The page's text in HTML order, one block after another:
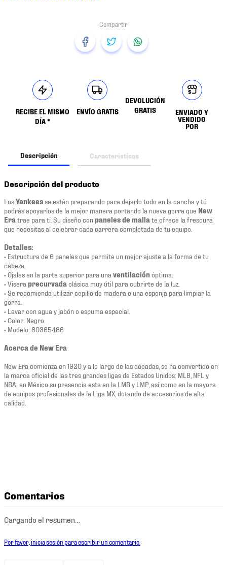
RECIBE EL MISMO
DÍA *
ENVÍO GRATIS
DEVOLUCIÓN
GRATIS
ENVIADO Y
VENDIDO
POR
Descripción Características
Descripción del producto
LosYankeesse están preparando para dejarlo todo en la cancha y tú
podrás apoyarlos de la mejor manera portando la nueva gorra que New
Era trae para ti. Su diseño conpaneles de malla te ofrece la frescura
que necesitas al celebrar cada carrera completada de tu equipo.
Detalles:
• Estructura de 6 paneles que permite un mejor ajuste a la forma de tu
cabeza.
• Ojales en la parte superior para una ventilaciónóptima.
• Visera precurvada clásica muy útil para cubrirte de la luz.
• Se recomienda utilizar cepillo de madera o una esponja para limpiar la
gorra.
• Lavar con agua y jabón o espuma especial.
• Color: Negro.
• Modelo: 60365486
Acerca de New Era
New Era comienza en 1920 y a lo largo de las décadas, se ha convertido en
la marca oficial de las tres grandes ligas de Estados Unidos: MLB, NFL y
NBA; en México su presencia esta en la LMB y LMP, así como en la mayora
de equipos profesionales de la Liga MX, dotando de accesorios de alta
calidad.
Comentarios
Cargando el resumen…
Por favor, inicia sesión para escribir un comentario.